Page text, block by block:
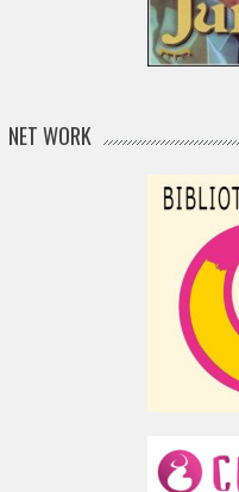
NET WORK